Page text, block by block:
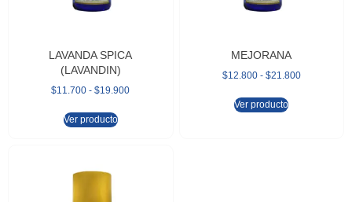
LAVANDA SPICA
(LAVANDIN)
$11.700 - $19.900
Ver producto
MEJORANA
$12.800 - $21.800
Ver producto